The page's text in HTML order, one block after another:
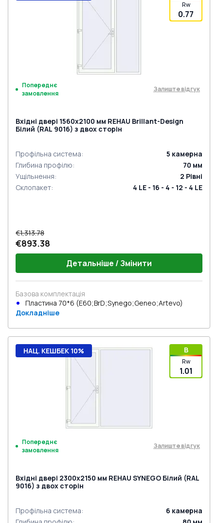
Rw
0.77
Попереднє
замовлення
Залиште відгук
Вхідні двері 1560x2100 мм REHAU Brillant-Design
Білий (RAL 9016) з двох сторін
Профільна система: 5 камерна
Глибина профілю: 70 мм
Ущільнення: 2 Рівні
Склопакет: 4 LE - 16 - 4 - 12 - 4 LE
€1,313.78
€893.38
Детальніше / Змінити
Базова комплектація
Пластина 70*6 (E60;BrD;Synego;Geneo;Artevo)
Докладніше
B
Rw
1.01
НАЦ. КЕШБЕК 10%
Попереднє
замовлення
Залиште відгук
Вхідні двері 2300x2150 мм REHAU SYNEGO Білий (RAL
9016) з двох сторін
Профільна система: 6 камерна